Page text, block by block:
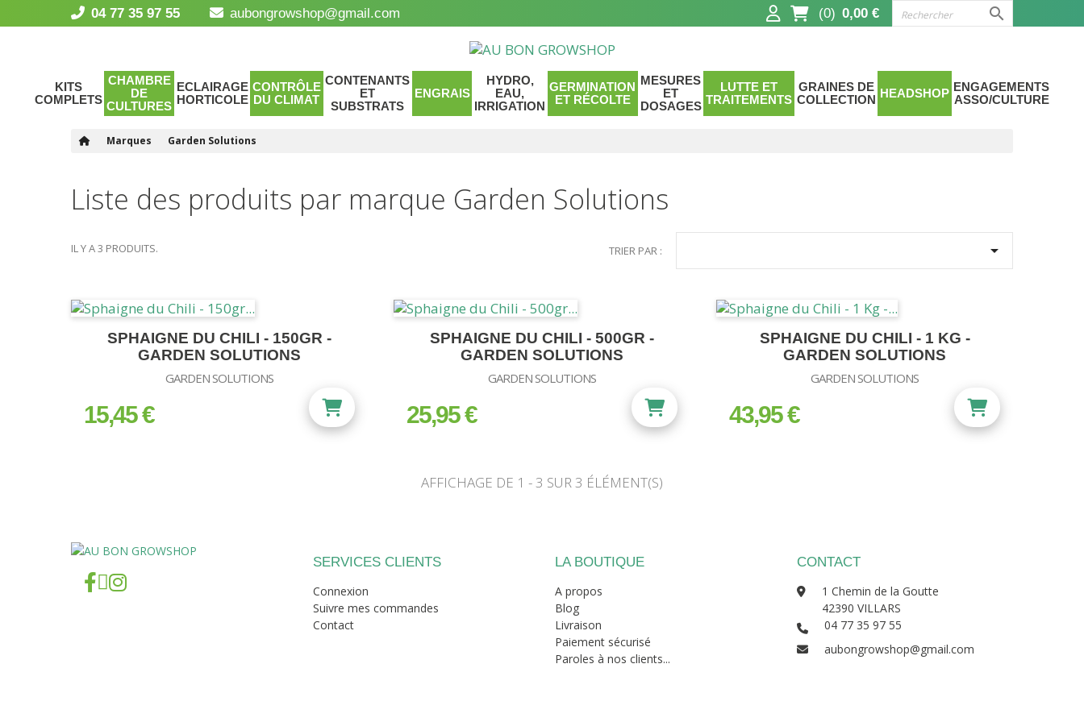
04 77 35 97 55 aubongrowshop@gmail.com (0) 0,00 € 
KITS
COMPLETS
CHAMBRE
DE
CULTURES
ECLAIRAGE
HORTICOLE
CONTRÔLE
DU CLIMAT
CONTENANTS
ET
SUBSTRATS
ENGRAIS
HYDRO,
EAU,
IRRIGATION
GERMINATION
ET RÉCOLTE
MESURES
ET
DOSAGES
LUTTE ET
TRAITEMENTS
GRAINES DE
COLLECTION HEADSHOP ENGAGEMENTS
ASSO/CULTURE
Marques Garden Solutions
Liste des produits par marque Garden Solutions
IL Y A 3 PRODUITS. TRIER PAR : 
SPHAIGNE DU CHILI - 150GR -
GARDEN SOLUTIONS
GARDEN SOLUTIONS
prix
15,45 €
SPHAIGNE DU CHILI - 500GR -
GARDEN SOLUTIONS
GARDEN SOLUTIONS
prix
25,95 €
SPHAIGNE DU CHILI - 1 KG -
GARDEN SOLUTIONS
GARDEN SOLUTIONS
prix
43,95 €
AFFICHAGE DE 1 - 3 SUR 3 ÉLÉMENT(S)
SERVICES CLIENTS
Connexion
Suivre mes commandes
Contact
LA BOUTIQUE
A propos
Blog
Livraison
Paiement sécurisé
Paroles à nos clients...
CONTACT
1 Chemin de la Goutte
42390 VILLARS
04 77 35 97 55
aubongrowshop@gmail.com